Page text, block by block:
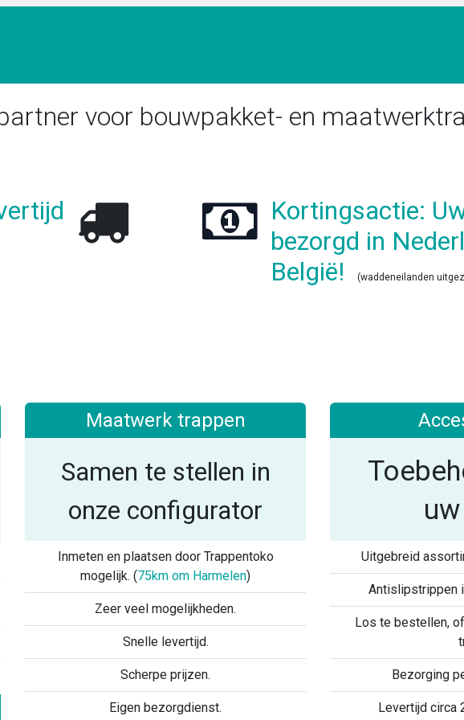
voor bouwpakket- en
Kortingsactie:
bezorgd in
België!
(waddeneilanden
Maatwerk trappen
Samen te stellen in
onze configurator
Inmeten en plaatsen door Trappentoko
mogelijk. (75km om Harmelen)
Zeer veel mogelijkheden.
Snelle levertijd.
Scherpe prijzen.
Eigen bezorgdienst.
Uitgebreid
Antislipstrippen
Los te bestellen,
Bezorging
Levertijd circa